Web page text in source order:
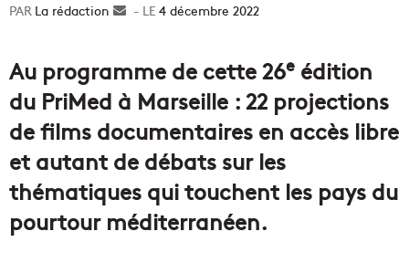
La rédaction
Envoyer4 décembre 2022
Au programme de cette 26e édition
du PriMed à Marseille : 22 projections
de films documentaires en accès libre
et autant de débats sur les
thématiques qui touchent les pays du
pourtour méditerranéen.